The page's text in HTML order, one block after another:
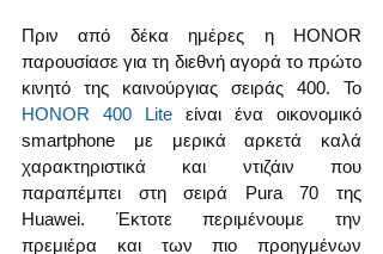
Πριν από δέκα ημέρες η HONOR
παρουσίασε για τη διεθνή αγορά το πρώτο
HONOR 400 Lite είναι ένα οικονομικό
smartphone με μερικά αρκετά καλά
χαρακτηριστικά και ντιζάιν που
παραπέμπει στη σειρά Pura 70 της
Huawei. Έκτοτε περιμένουμε την
πρεμιέρα και των πιο προηγμένων